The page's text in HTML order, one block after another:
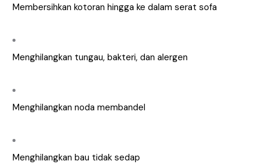
Membersihkan kotoran hingga ke dalam serat sofa
Menghilangkan tungau, bakteri, dan alergen
Menghilangkan noda membandel
Menghilangkan bau tidak sedap